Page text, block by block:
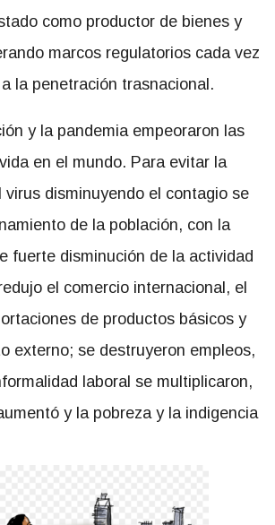
como productor de bienes y
marcos regulatorios cada vez
la penetración trasnacional.
y la pandemia empeoraron las
en el mundo. Para evitar la
virus disminuyendo el contagio se
de la población, con la
fuerte disminución de la actividad
el comercio internacional, el
de productos básicos y
externo; se destruyeron empleos,
laboral se multiplicaron,
y la pobreza y la indigencia